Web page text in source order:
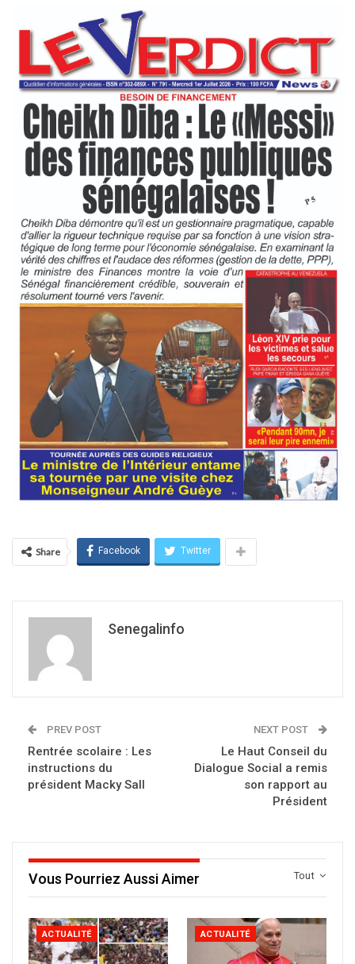
Share Facebook Twitter
Senegalinfo
PREV POST
Rentrée scolaire : Les
instructions du
président Macky Sall
NEXT POST
Le Haut Conseil du
Dialogue Social a remis
son rapport au
Président
Tout
Vous Pourriez Aussi Aimer
ACTUALITÉ ACTUALITÉ